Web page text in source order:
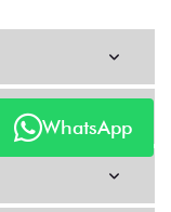
WhatsApp